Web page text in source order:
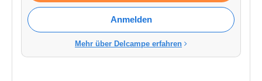
Anmelden
Mehr über Delcampe erfahren